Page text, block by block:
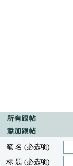
笔 名 (必选项):
标 题 (必选项):